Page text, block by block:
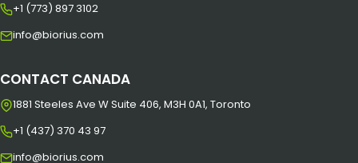
+1 (773) 897 3102
info@biorius.com
CONTACT CANADA
1881 Steeles Ave W Suite 406, M3H 0A1, Toronto
+1 (437) 370 43 97
info@biorius.com